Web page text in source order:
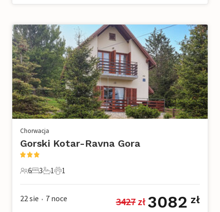
Chorwacja
Gorski Kotar-Ravna Gora
6 Goście
6
3 Sypialnie
3
1 Łazienka
1
1 Zwierzę domowe
1
22 sie • 7 noce 3427 zł 3082 zł